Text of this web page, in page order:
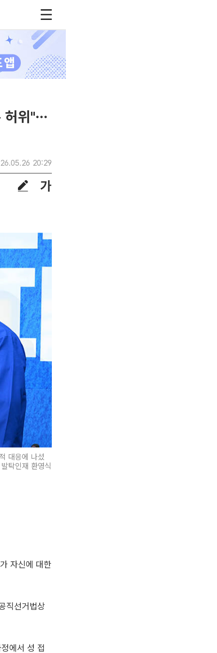
허위"…
20:29
대응에 나섰
탁인재 환영식
자신에 대한
직선거법상
에서 성 접